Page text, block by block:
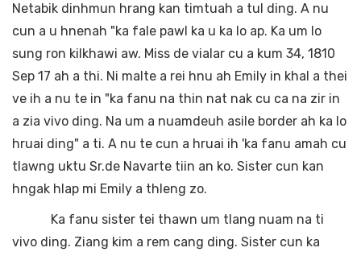
Netabik dinhmun hrang kan timtuah a tul ding. A nu
cun a u hnenah "ka fale pawl ka u ka lo ap. Ka um lo
sung ron kilkhawi aw. Miss de vialar cu a kum 34, 1810
Sep 17 ah a thi. Ni malte a rei hnu ah Emily in khal a thei
ve ih a nu te in "ka fanu na thin nat nak cu ca na zir in
a zia vivo ding. Na um a nuamdeuh asile border ah ka lo
hruai ding" a ti. A nu te cun a hruai ih 'ka fanu amah cu
tlawng uktu Sr.de Navarte tiin an ko. Sister cun kan
hngak hlap mi Emily a thleng zo.
Ka fanu sister tei thawn um tlang nuam na ti
vivo ding. Ziang kim a rem cang ding. Sister cun ka